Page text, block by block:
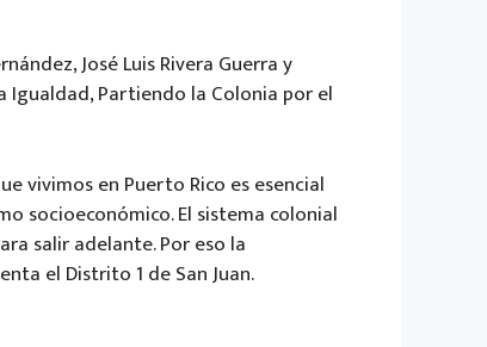
José Luis Rivera Guerra y
Igualdad, Partiendo la Colonia por el
vivimos en Puerto Rico es esencial
socioeconómico. El sistema colonial
salir adelante. Por eso la
el Distrito 1 de San Juan.